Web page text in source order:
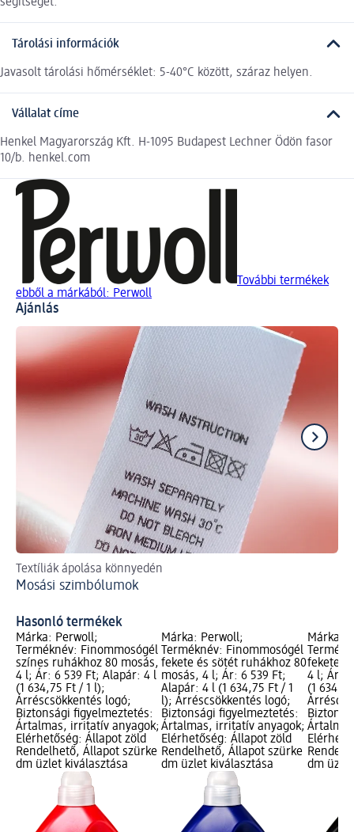
segítséget.
Tárolási információk
Javasolt tárolási hőmérséklet: 5-40°C között, száraz helyen.
Vállalat címe
Henkel Magyarország Kft. H-1095 Budapest Lechner Ödön fasor
10/b. henkel.com
További termékek
ebből a márkából: Perwoll
Ajánlás
Textíliák ápolása könnyedén
Mosási szimbólumok
Hasonló termékek
Márka: Perwoll;
Terméknév: Finommosógél
színes ruhákhoz 80 mosás,
4 l; Ár: 6 539 Ft; Alapár: 4 l
(1 634,75 Ft / 1 l);
Árréscsökkentés logó;
Biztonsági figyelmeztetés:
Ártalmas, irritatív anyagok;
Elérhetőség: Állapot zöld
Rendelhető, Állapot szürke
dm üzlet kiválasztása
Márka: Perwoll;
Terméknév: Finommosógél
fekete és sötét ruhákhoz 80
mosás, 4 l; Ár: 6 539 Ft;
Alapár: 4 l (1 634,75 Ft / 1
l); Árréscsökkentés logó;
Biztonsági figyelmeztetés:
Ártalmas, irritatív anyagok;
Elérhetőség: Állapot zöld
Rendelhető, Állapot szürke
dm üzlet kiválasztása
Márka:
fekete
4 l; Ár:
(1
dm